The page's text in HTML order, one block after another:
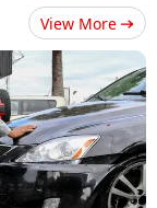
View More